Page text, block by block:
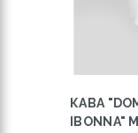
КАВА